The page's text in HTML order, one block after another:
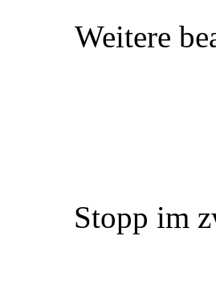
Weitere
Stopp im